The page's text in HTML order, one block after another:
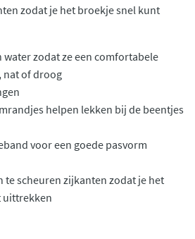
zodat je het broekje snel kunt
zodat ze een comfortabele
nat of droog
helpen lekken bij de beentjes
voor een goede pasvorm
te scheuren zijkanten zodat je het
uittrekken